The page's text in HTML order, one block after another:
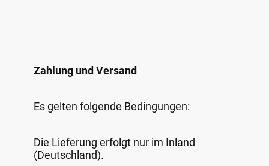
Zahlung und Versand
Es gelten folgende Bedingungen:
Die Lieferung erfolgt nur im Inland
(Deutschland).